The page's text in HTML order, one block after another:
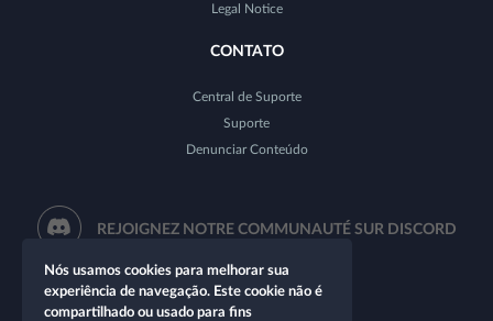
Legal Notice
CONTATO
Central de Suporte
Suporte
Denunciar Conteúdo
REJOIGNEZ NOTRE COMMUNAUTÉ SUR DISCORD
Nós usamos cookies para melhorar sua
experiência de navegação. Este cookie não é
compartilhado ou usado para fins